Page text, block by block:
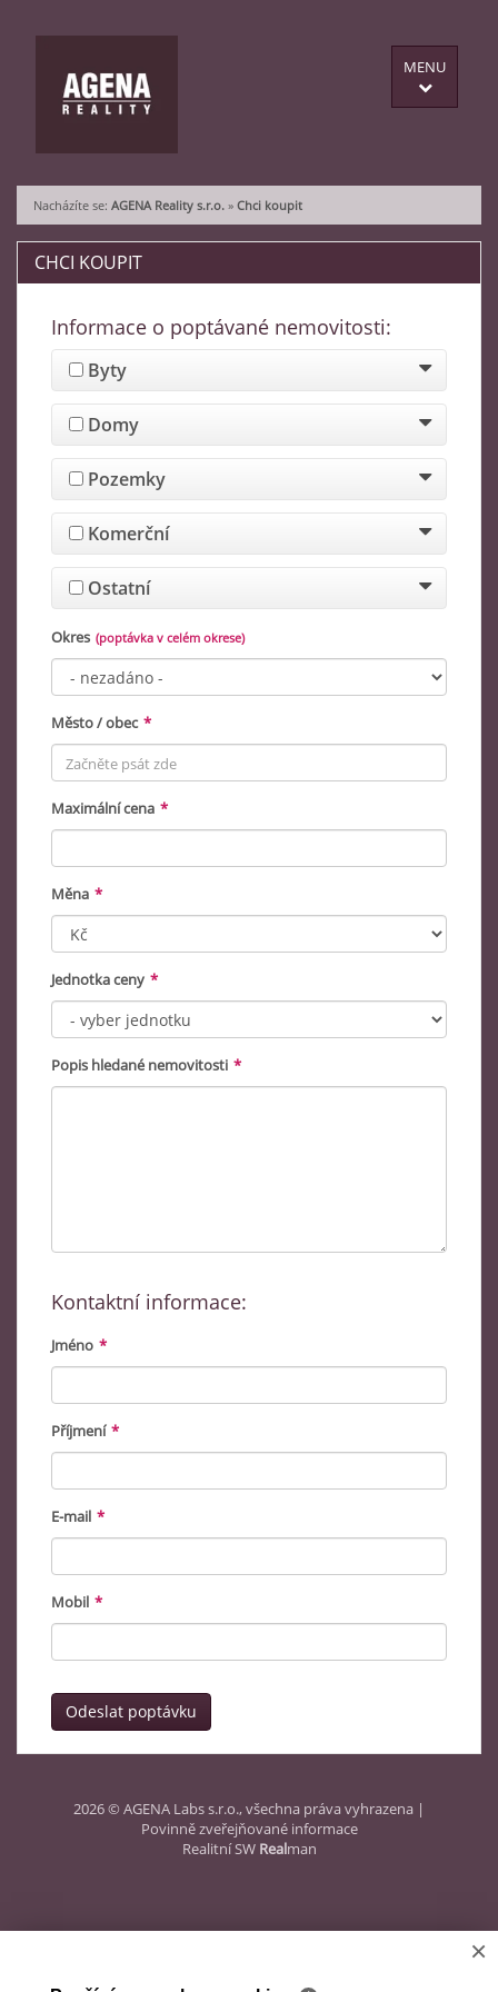
MENU
Nacházíte se: AGENA Reality s.r.o. » Chci koupit
CHCI KOUPIT
Informace o poptávané nemovitosti:
Byty
Domy
Pozemky
Komerční
Ostatní
Okres (poptávka v celém okrese)
Město / obec *
Maximální cena *
Měna *
Jednotka ceny *
Popis hledané nemovitosti *
Kontaktní informace:
Jméno *
Příjmení *
E-mail *
Mobil *
Odeslat poptávku
2026 © AGENA Labs s.r.o., všechna práva vyhrazena |
Povinně zveřejňované informace
Realitní SW Realman
×